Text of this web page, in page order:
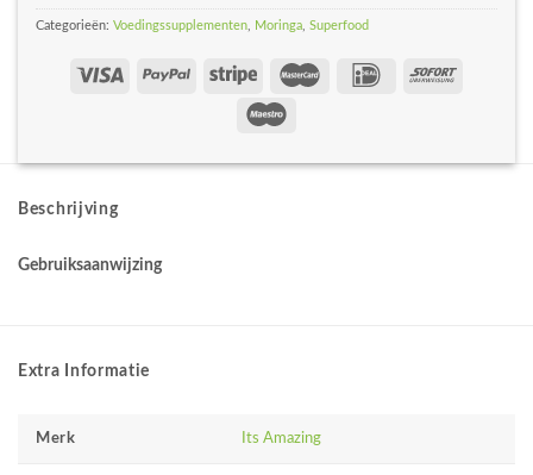
Categorieën: Voedingssupplementen Moringa Superfood
Beschrijving
Gebruiksaanwijzing
Extra Informatie
Merk Its Amazing